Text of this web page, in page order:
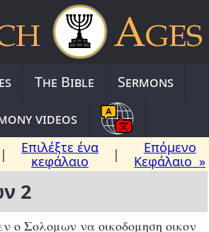
The Bible
Sermons
videos
Επιλέξτε ένα
κεφάλαιο
|
Επόμενο
Κεφάλαιο »
2
ο Σολομων να οικοδομηση οικον